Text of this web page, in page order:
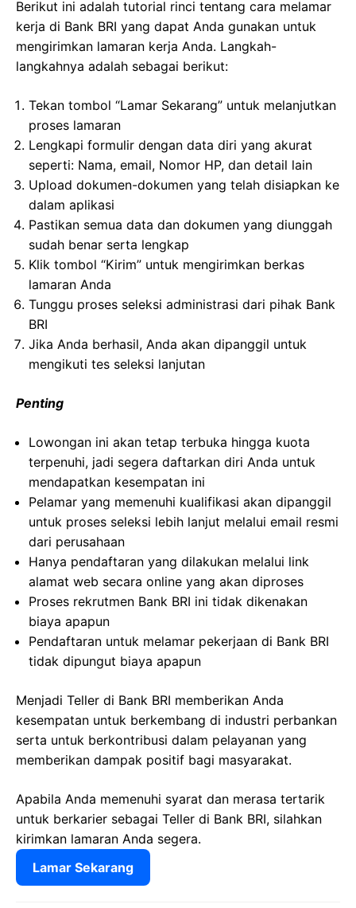
Berikut ini adalah tutorial rinci tentang cara melamar
kerja di Bank BRI yang dapat Anda gunakan untuk
mengirimkan lamaran kerja Anda. Langkah-
langkahnya adalah sebagai berikut:
Tekan tombol “Lamar Sekarang” untuk melanjutkan
proses lamaran
Lengkapi formulir dengan data diri yang akurat
seperti: Nama, email, Nomor HP, dan detail lain
Upload dokumen-dokumen yang telah disiapkan ke
dalam aplikasi
Pastikan semua data dan dokumen yang diunggah
sudah benar serta lengkap
Klik tombol “Kirim” untuk mengirimkan berkas
lamaran Anda
Tunggu proses seleksi administrasi dari pihak Bank
BRI
Jika Anda berhasil, Anda akan dipanggil untuk
mengikuti tes seleksi lanjutan
Penting
Lowongan ini akan tetap terbuka hingga kuota
terpenuhi, jadi segera daftarkan diri Anda untuk
mendapatkan kesempatan ini
Pelamar yang memenuhi kualifikasi akan dipanggil
untuk proses seleksi lebih lanjut melalui email resmi
dari perusahaan
Hanya pendaftaran yang dilakukan melalui link
alamat web secara online yang akan diproses
Proses rekrutmen Bank BRI ini tidak dikenakan
biaya apapun
Pendaftaran untuk melamar pekerjaan di Bank BRI
tidak dipungut biaya apapun
Menjadi Teller di Bank BRI memberikan Anda
kesempatan untuk berkembang di industri perbankan
serta untuk berkontribusi dalam pelayanan yang
memberikan dampak positif bagi masyarakat.
Apabila Anda memenuhi syarat dan merasa tertarik
untuk berkarier sebagai Teller di Bank BRI, silahkan
kirimkan lamaran Anda segera.
Lamar Sekarang